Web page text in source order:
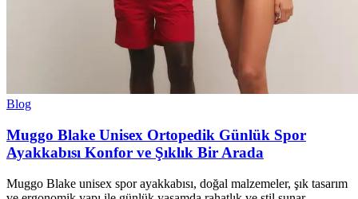
Blog
Muggo Blake Unisex Ortopedik Günlük Spor
Ayakkabısı Konfor ve Şıklık Bir Arada
Muggo Blake unisex spor ayakkabısı, doğal malzemeler, şık tasarım